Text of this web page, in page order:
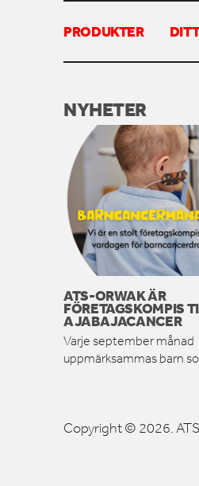
PRODUKTER
NYHETER
ATS-ORWAK ÄR
FÖRETAGSKOMPIS
AJABAJACANCER
Varje september månad
uppmärksammas barn
Copyright © 2026.